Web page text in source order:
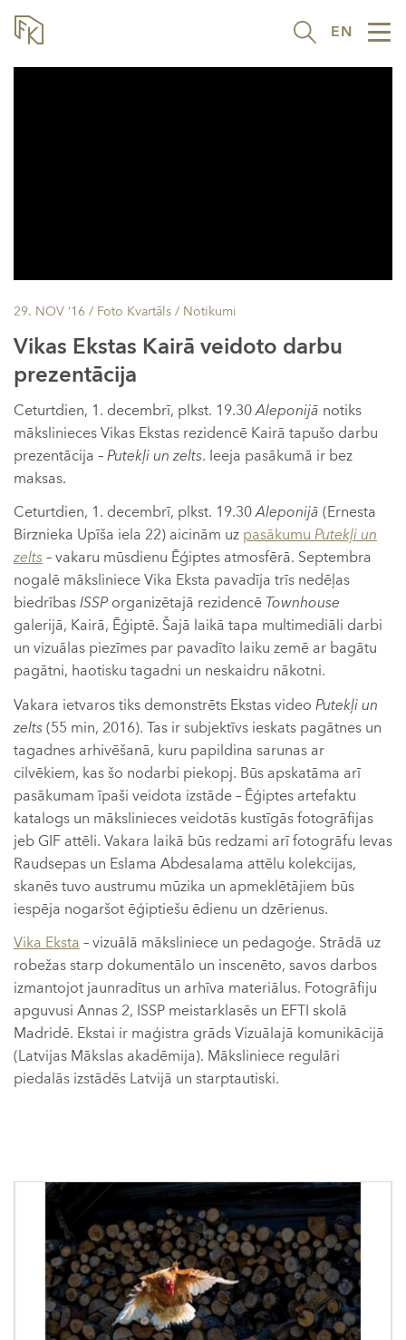
EN
29. NOV ’16 / Foto Kvartāls / Notikumi
Vikas Ekstas Kairā veidoto darbu
prezentācija
Ceturtdien, 1. decembrī, plkst. 19.30Aleponijā notiks
mākslinieces Vikas Ekstas rezidencē Kairā tapušo darbu
prezentācija –Putekļi un zelts. Ieeja pasākumā ir bez
maksas.
Ceturtdien, 1. decembrī, plkst. 19.30Aleponijā (Ernesta
Birznieka Upīša iela 22) aicinām uz pasākumuPutekļi un
zelts– vakaru mūsdienu Ēģiptes atmosfērā. Septembra
nogalē māksliniece Vika Eksta pavadīja trīs nedēļas
biedrībasISSP organizētajā rezidencē Townhouse
galerijā, Kairā, Ēģiptē. Šajā laikā tapa multimediāli darbi
un vizuālas piezīmes par pavadīto laiku zemē ar bagātu
pagātni, haotisku tagadni un neskaidru nākotni.
Vakara ietvaros tiks demonstrēts Ekstas video Putekļi un
zelts(55 min, 2016). Tas ir subjektīvs ieskats pagātnes un
tagadnes arhivēšanā, kuru papildina sarunas ar
cilvēkiem, kas šo nodarbi piekopj. Būs apskatāma arī
pasākumam īpaši veidota izstāde – Ēģiptes artefaktu
katalogs un mākslinieces veidotās kustīgās fotogrāfijas
jeb GIF attēli. Vakara laikā būs redzami arī fotogrāfu Ievas
Raudsepas un Eslama Abdesalama attēlu kolekcijas,
skanēs tuvo austrumu mūzika un apmeklētājiem būs
iespēja nogaršot ēģiptiešu ēdienu un dzērienus.
Vika Eksta– vizuālā māksliniece un pedagoģe. Strādā uz
robežas starp dokumentālo un inscenēto, savos darbos
izmantojot jaunradītus un arhīva materiālus. Fotogrāfiju
apguvusi Annas 2, ISSP meistarklasēs un EFTI skolā
Madridē. Ekstai ir maģistra grāds Vizuālajā komunikācijā
(Latvijas Mākslas akadēmija). Māksliniece regulāri
piedalās izstādēs Latvijā un starptautiski.